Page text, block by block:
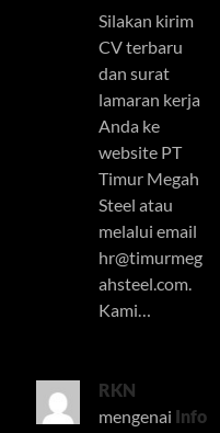
Silakan kirim
CV terbaru
dan surat
lamaran kerja
Anda ke
website PT
Timur Megah
Steel atau
melalui email
hr@timurmeg
ahsteel.com
Kami…
RKN
mengenai Info